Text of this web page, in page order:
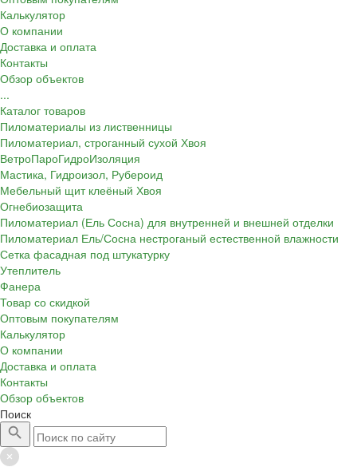
Калькулятор
О компании
Доставка и оплата
Контакты
Обзор объектов
...
Каталог товаров
Пиломатериалы из лиственницы
Пиломатериал, строганный сухой Хвоя
ВетроПароГидроИзоляция
Мастика, Гидроизол, Рубероид
Мебельный щит клеёный Хвоя
Огнебиозащита
Пиломатериал (Ель Сосна) для внутренней и внешней отделки
Пиломатериал Ель/Сосна нестроганый естественной влажности
Сетка фасадная под штукатурку
Утеплитель
Фанера
Товар со скидкой
Оптовым покупателям
Калькулятор
О компании
Доставка и оплата
Контакты
Обзор объектов
Поиск